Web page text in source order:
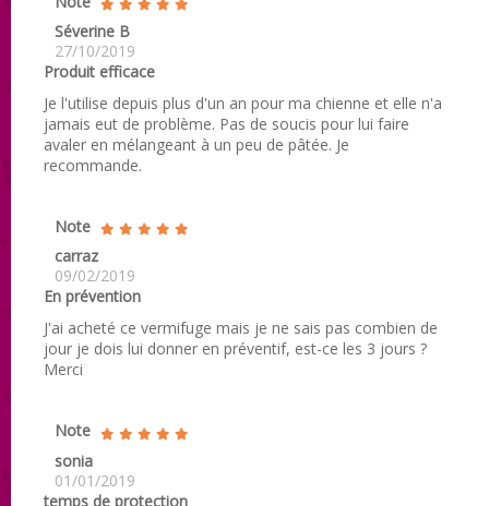
Séverine B
27/10/2019
Produit efficace
Je l'utilise depuis plus d'un an pour ma chienne et elle n'a
jamais eut de problème. Pas de soucis pour lui faire
avaler en mélangeant à un peu de pâtée. Je
recommande.
Note
carraz
09/02/2019
En prévention
J'ai acheté ce vermifuge mais je ne sais pas combien de
jour je dois lui donner en préventif, est-ce les 3 jours ?
Merci
Note
sonia
01/01/2019
temps de protection